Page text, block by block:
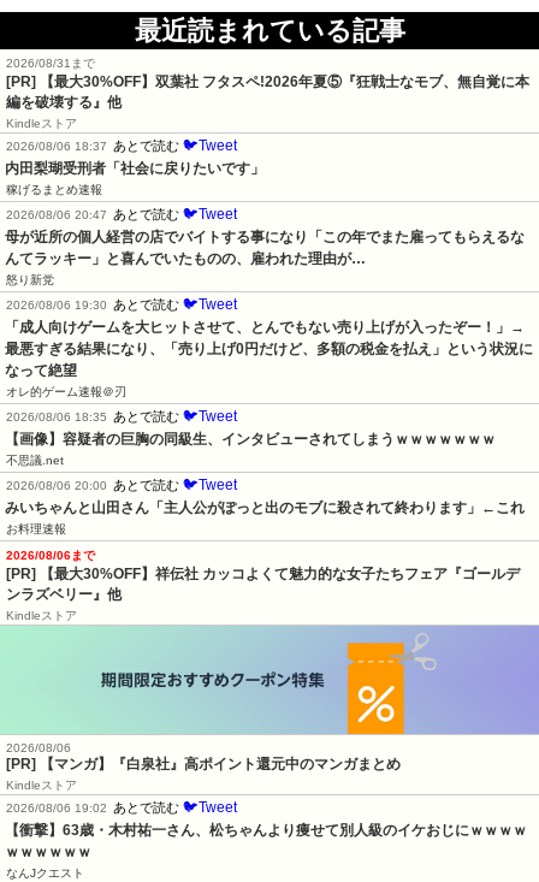
編を破壊する』他
あとで読む 🐦Tweet
内田梨瑚受刑者「社会に戻りたいです」
稼げるまとめ速報
2026/08/06 20:47
母が近所の個人経営の店でバイトする事になり「この年でまた雇ってもらえるな
んてラッキー」と喜んでいたものの、雇われた理由が…
怒り新党
2026/08/06 19:30
あとで読む 🐦Tweet
「成人向けゲームを大ヒットさせて、とんでもない売り上げが入ったぞー！」→
最悪すぎる結果になり、「売り上げ0円だけど、多額の税金を払え」という状況に
なって絶望
オレ的ゲーム速報＠刃
2026/08/06 18:35 あとで読む 🐦Tweet
【画像】容疑者の巨胸の同級生、インタビューされてしまうｗｗｗｗｗｗｗ
不思議.net
2026/08/06 20:00 あとで読む
みいちゃんと山田さん「主人公がぽっと出のモブに殺されて終わります」←これ
お料理速報
2026/08/06まで
[PR] 【最大30%OFF】祥伝社 カッコよくて魅力的な女子たちフェア『ゴールデ
ンラズベリー』他
Kindleストア
[PR] 【マンガ】『白泉社』高ポイント還元中のマンガまとめ
【衝撃】63歳・木村祐一さん、松ちゃんより痩せて別人級のイケおじにｗｗｗｗ
ｗｗｗｗｗｗ
なんJクエスト
2026/08/06 19:02
あとで読む 🐦Tweet
【ガンダム イニブ】GACKTの学習内容おかしいよ…
GUNDAM.LOG
2026/08/06 19:02